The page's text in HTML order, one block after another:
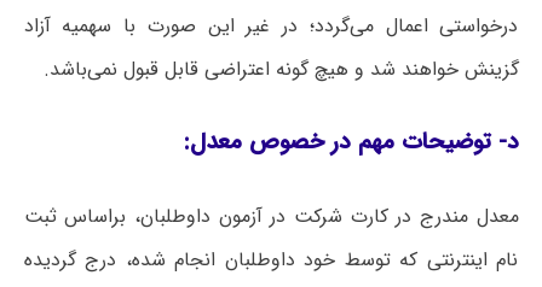
درخواستی اعمال می‌گردد؛ در غیر این صورت با سهمیه آزاد
گزینش خواهند شد و هیچ گونه اعتراضی قابل قبول نمی‌باشد.
د- توضیحات مهم در خصوص معدل:
معدل مندرج در کارت شرکت در آزمون داوطلبان، براساس ثبت
نام اینترنتی که توسط خود داوطلبان انجام شده، درج گردیده